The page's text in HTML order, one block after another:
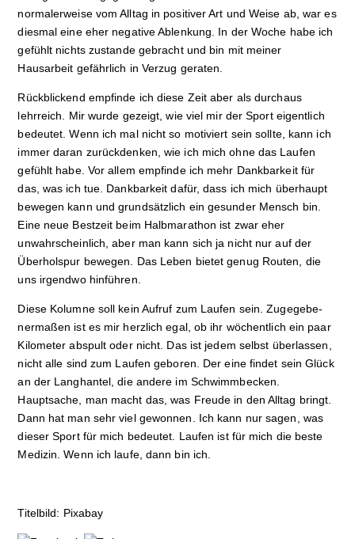
normalerweise vom Alltag in positiver Art und Weise ab, war es
diesmal eine eher negative Ablenkung. In der Woche habe ich
gefühlt nichts zustande gebracht und bin mit meiner
Hausarbeit gefährlich in Verzug geraten.
Rückblickend empfinde ich diese Zeit aber als durchaus
lehrreich. Mir wurde gezeigt, wie viel mir der Sport eigentlich
bedeutet. Wenn ich mal nicht so motiviert sein sollte, kann ich
immer daran zurückdenken, wie ich mich ohne das Laufen
gefühlt habe. Vor allem empfinde ich mehr Dankbarkeit für
das, was ich tue. Dankbarkeit dafür, dass ich mich überhaupt
bewegen kann und grundsätzlich ein gesunder Mensch bin.
Eine neue Bestzeit beim Halbmarathon ist zwar eher
unwahrscheinlich, aber man kann sich ja nicht nur auf der
Überholspur bewegen. Das Leben bietet genug Routen, die
uns irgendwo hinführen.
Diese Kolumne soll kein Aufruf zum Laufen sein. Zu­ge­ge­be­
ner­ma­ßen ist es mir herzlich egal, ob ihr wöchentlich ein paar
Kilometer abspult oder nicht. Das ist jedem selbst überlassen,
nicht alle sind zum Laufen geboren. Der eine findet sein Glück
an der Langhantel, die andere im Schwimmbecken.
Hauptsache, man macht das, was Freude in den Alltag bringt.
Dann hat man sehr viel gewonnen. Ich kann nur sagen, was
dieser Sport für mich bedeutet. Laufen ist für mich die beste
Medizin. Wenn ich laufe, dann bin ich.
Titelbild: Pixabay